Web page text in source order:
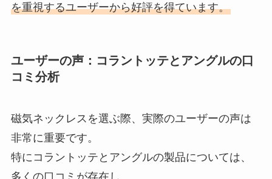
を重視するユーザーから好評を得ています。
ユーザーの声：コラントッテとアングルの口
コミ分析
磁気ネックレスを選ぶ際、実際のユーザーの声は
非常に重要です。
特にコラントッテとアングルの製品については、